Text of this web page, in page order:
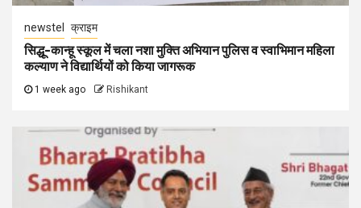
newstel क्राइम
सिद्धू-कान्हू स्कूल में चला नशा मुक्ति अभियान पुलिस व स्वाभिमान महिला
कल्याण ने विद्यार्थियों को किया जागरूक
1 week ago Rishikant